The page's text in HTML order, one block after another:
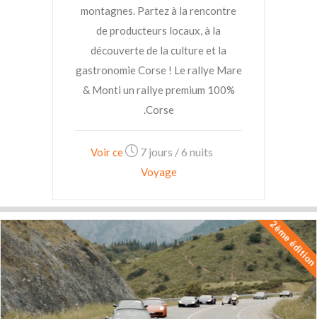
montagnes. Partez à la rencontre
de producteurs locaux, à la
découverte de la culture et la
gastronomie Corse ! Le rallye Mare
& Monti un rallye premium 100%
Corse.
7 jours / 6 nuits
Voir ce
Voyage
2ème